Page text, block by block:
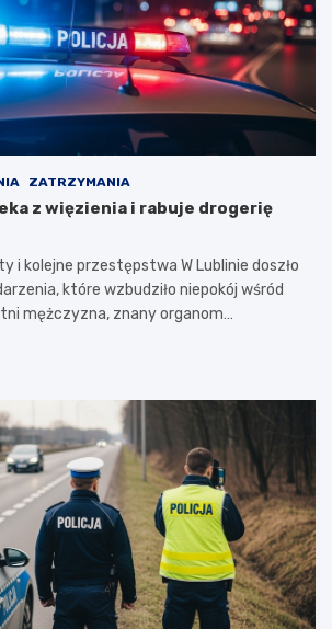
ZATRZYMANIA
z więzienia i rabuje drogerię
i kolejne przestępstwa W Lublinie doszło
które wzbudziło niepokój wśród
mężczyzna, znany organom…